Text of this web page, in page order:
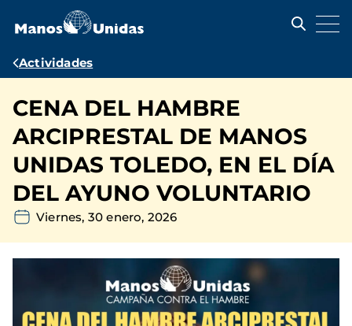
contenido
Ruta
navegación
Actividades
CENA DEL HAMBRE
ARCIPRESTAL DE MANOS
UNIDAS TOLEDO, EN EL DÍA
DEL AYUNO VOLUNTARIO
Viernes, 30 enero, 2026